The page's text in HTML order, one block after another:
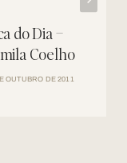
do Dia –
Coelho
OUTUBRO DE 2011